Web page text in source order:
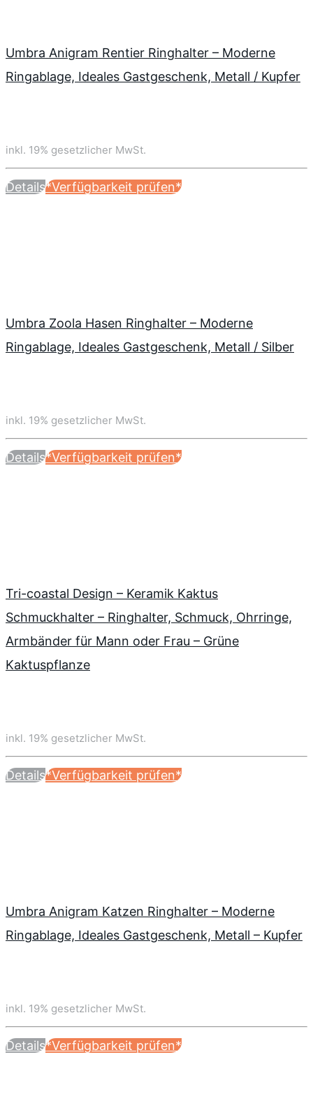
Umbra Anigram Rentier Ringhalter – Moderne
Ringablage, Ideales Gastgeschenk, Metall / Kupfer
inkl. 19% gesetzlicher MwSt.
Details*Verfügbarkeit prüfen*
Umbra Zoola Hasen Ringhalter – Moderne
Ringablage, Ideales Gastgeschenk, Metall / Silber
inkl. 19% gesetzlicher MwSt.
Details*Verfügbarkeit prüfen*
Tri-coastal Design – Keramik Kaktus
Schmuckhalter – Ringhalter, Schmuck, Ohrringe,
Armbänder für Mann oder Frau – Grüne
Kaktuspflanze
inkl. 19% gesetzlicher MwSt.
Details*Verfügbarkeit prüfen*
Umbra Anigram Katzen Ringhalter – Moderne
Ringablage, Ideales Gastgeschenk, Metall – Kupfer
inkl. 19% gesetzlicher MwSt.
Details*Verfügbarkeit prüfen*